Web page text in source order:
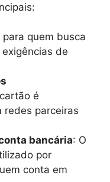
para quem busca
de
é
redes parceiras
bancária: O
por
conta em